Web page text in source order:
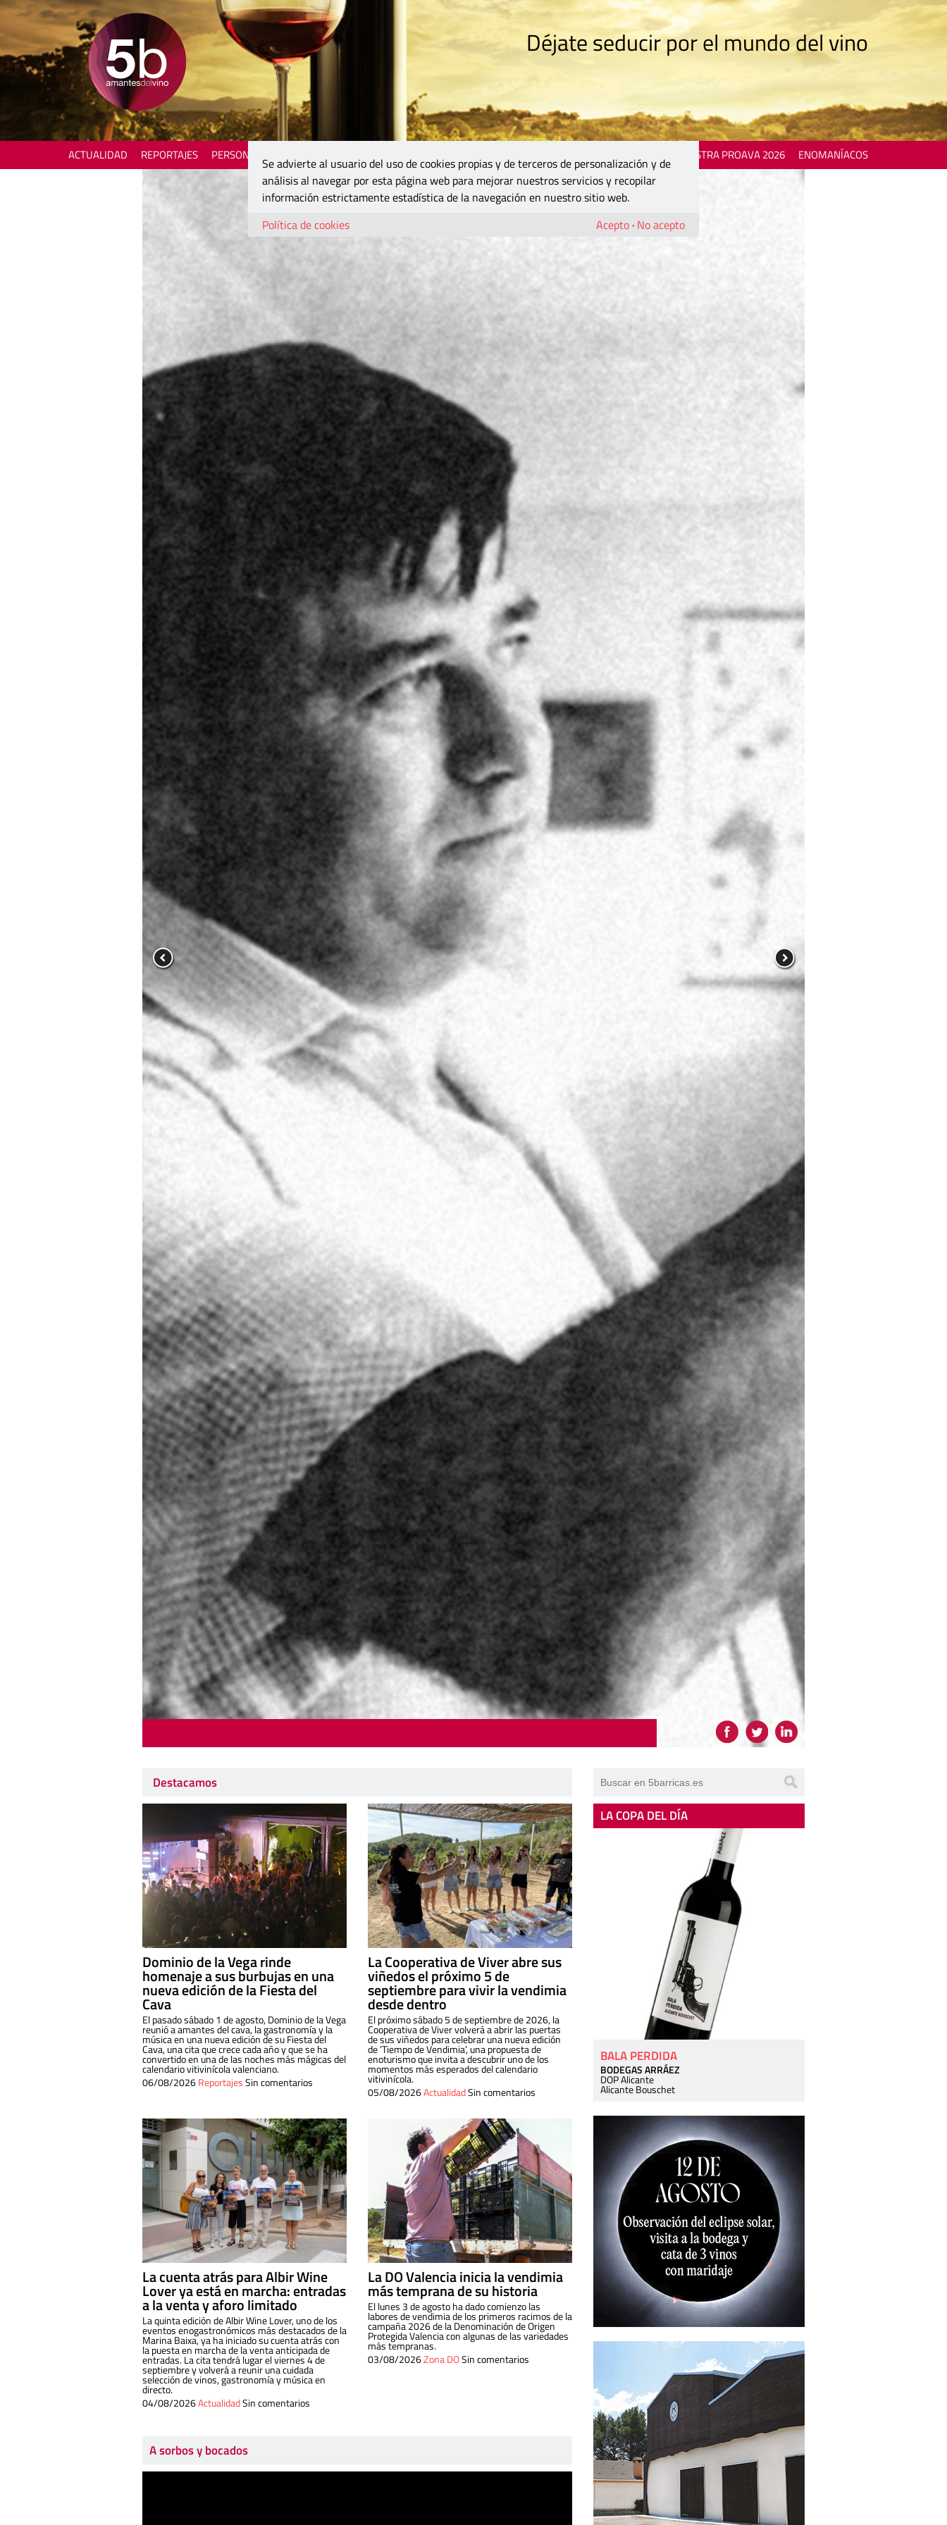
Déjate seducir por el mundo del vino
ACTUALIDAD REPORTAJES PERSONAJES MOSTRA PROAVA 2026 ENOMANÍACOS
Destacamos
Dominio de la Vega rinde
homenaje a sus burbujas en una
nueva edición de la Fiesta del
Cava
El pasado sábado 1 de agosto, Dominio de la Vega
reunió a amantes del cava, la gastronomía y la
música en una nueva edición de su Fiesta del
Cava, una cita que crece cada año y que se ha
convertido en una de las noches más mágicas del
calendario vitivinícola valenciano.
06/08/2026ReportajesSin comentarios
La Cooperativa de Viver abre sus
viñedos el próximo 5 de
septiembre para vivir la vendimia
desde dentro
El próximo sábado 5 de septiembre de 2026, la
Cooperativa de Viver volverá a abrir las puertas
de sus viñedos para celebrar una nueva edición
de ‘Tiempo de Vendimia’, una propuesta de
enoturismo que invita a descubrir uno de los
momentos más esperados del calendario
vitivinícola.
05/08/2026ActualidadSin comentarios
La cuenta atrás para Albir Wine
Lover ya está en marcha: entradas
a la venta y aforo limitado
La quinta edición de Albir Wine Lover, uno de los
eventos enogastronómicos más destacados de la
Marina Baixa, ya ha iniciado su cuenta atrás con
la puesta en marcha de la venta anticipada de
entradas. La cita tendrá lugar el viernes 4 de
septiembre y volverá a reunir una cuidada
selección de vinos, gastronomía y música en
directo.
04/08/2026ActualidadSin comentarios
La DO Valencia inicia la vendimia
más temprana de su historia
El lunes 3 de agosto ha dado comienzo las
labores de vendimia de los primeros racimos de la
campaña 2026 de la Denominación de Origen
Protegida Valencia con algunas de las variedades
más tempranas.
03/08/2026Zona DOSin comentarios
A sorbos y bocados
LA COPA DEL DÍA
BALA PERDIDA
BODEGAS ARRÁEZ
DOP Alicante
Alicante Bouschet
Se advierte al usuario del uso de cookies propias y de terceros de personalización y de
análisis al navegar por esta página web para mejorar nuestros servicios y recopilar
información estrictamente estadística de la navegación en nuestro sitio web.
Política de cookies
Acepto · No acepto